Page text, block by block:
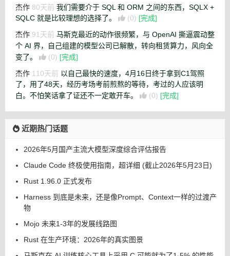
杰作 80天前 我们需要介于 SQL 和 ORM 之间的东西，SQLX +
SQLC 就是比较理想的选择了。
(0) [完成]
杰作 91天前 马斯克最近的动作很频繁，与 OpenAI 撕逼震动整
个 AI 界，自己组建的模型公司已解散，转向租赁算力，风向全
变了。
(0) [完成]
杰作 110天前 以自己最快的速度，4月16日终于拿到C1驾照
了，用了48天，经历考场考前煎熬的等待，考过的人应该明
白。不怕笑话拿了证还不一定敢开车。
(0) [完成]
近期热门话题
2026年5月国产主流大模型深度综合评估报告
Claude Code 终极使用指南，超详细 (截止2026年5月23日)
Rust 1.96.0 正式发布
Harness 到底是未来，还是像Prompt、Context一样的过渡产
物
Mojo 未来1-3年的发展线路图
Rust 在生产环境：2026年的真实图景